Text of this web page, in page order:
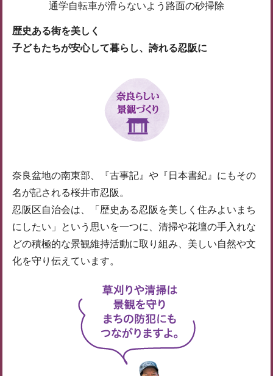
通学自転車が滑らないよう路面の砂掃除
歴史ある街を美しく
子どもたちが安心して暮らし、誇れる忍阪に
奈良盆地の南東部、『古事記』や『日本書紀』にもその
名が記される桜井市忍阪。
忍阪区自治会は、「歴史ある忍阪を美しく住みよいまち
にしたい」という思いを一つに、清掃や花壇の手入れな
どの積極的な景観維持活動に取り組み、美しい自然や文
化を守り伝えています。